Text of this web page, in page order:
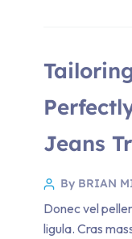
Jeans
By BRIAN
Donec vel
ligula. Cras